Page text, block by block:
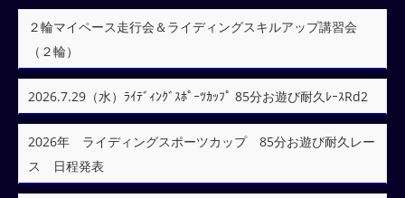
２輪マイペース走行会＆ライディングスキルアップ講習会
（２輪）
2026.7.29（水）ﾗｲﾃﾞｨﾝｸﾞｽﾎﾟｰﾂｶｯﾌﾟ 85分お遊び耐久ﾚｰｽRd2
2026年 ライディングスポーツカップ 85分お遊び耐久レー
ス 日程発表